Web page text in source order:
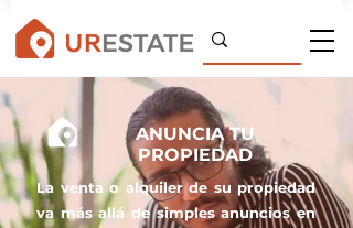
ANUNCIA TU
PROPIEDAD
La venta o alquiler de su propiedad
va más allá de simples anuncios en